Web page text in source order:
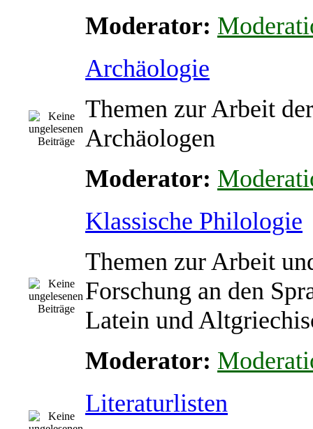
Moderator:
Archäologie
Themen zur Arbeit der
Archäologen
Moderator:
Klassische Philologie
Themen zur Arbeit
Forschung an den
Latein und
Moderator:
Literaturlisten